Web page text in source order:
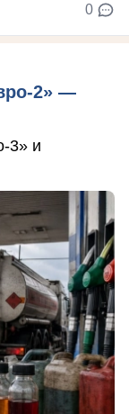
0
2» —
3» и